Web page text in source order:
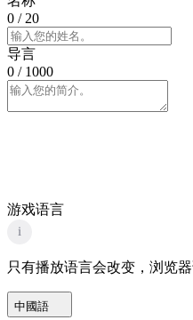
0 / 20
导言
0 / 1000
游戏语言
i
只有播放语言会改变，浏览器
中國語